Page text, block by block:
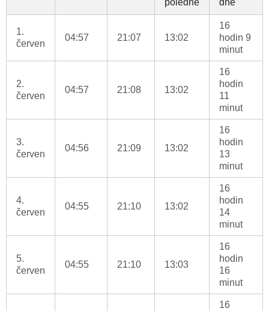
poledne
dne
1.
červen
04:57 21:07 13:02
16
hodin 9
minut
2.
červen
04:57 21:08 13:02
16
hodin
11
minut
3.
červen
04:56 21:09 13:02
16
hodin
13
minut
4.
červen
04:55 21:10 13:02
16
hodin
14
minut
5.
červen
04:55 21:10 13:03
16
hodin
16
minut
16